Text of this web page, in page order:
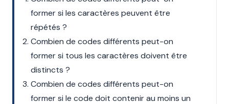
former si les caractères peuvent être
répétés ?
Combien de codes différents peut-on
former si tous les caractères doivent être
distincts ?
Combien de codes différents peut-on
former si le code doit contenir au moins un